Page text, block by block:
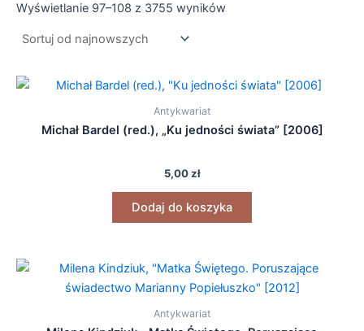
Wyświetlanie 97–108 z 3755 wyników
Antykwariat
Michał Bardel (red.), „Ku jedności świata” [2006]
5,00zł
Dodaj do koszyka
Antykwariat